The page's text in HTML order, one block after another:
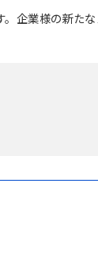
企業様の新た